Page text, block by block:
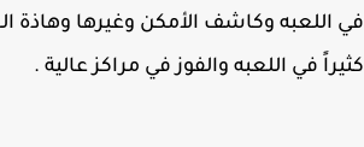
اللعبه وكاشف الأمكن وغيرها وهاذة
في اللعبه والفوز في مراكز عالية .